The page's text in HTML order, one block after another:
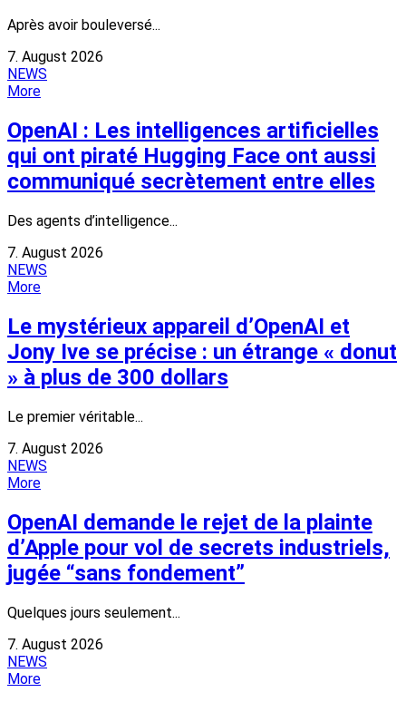
Après avoir bouleversé...
7. August 2026
NEWS
More
OpenAI : Les intelligences artificielles
qui ont piraté Hugging Face ont aussi
communiqué secrètement entre elles
Des agents d’intelligence...
7. August 2026
NEWS
More
Le mystérieux appareil d’OpenAI et
Jony Ive se précise : un étrange « donut
» à plus de 300 dollars
Le premier véritable...
7. August 2026
NEWS
More
OpenAI demande le rejet de la plainte
d’Apple pour vol de secrets industriels,
jugée “sans fondement”
Quelques jours seulement...
7. August 2026
NEWS
More